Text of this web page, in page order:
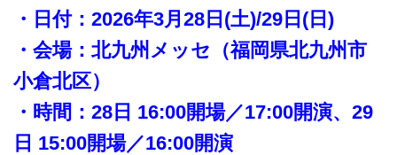
・日付：2026年3月28日(土)/29日(日)
・会場：北九州メッセ（福岡県北九州市
小倉北区）
・時間：28日 16:00開場／17:00開演、29
日 15:00開場／16:00開演